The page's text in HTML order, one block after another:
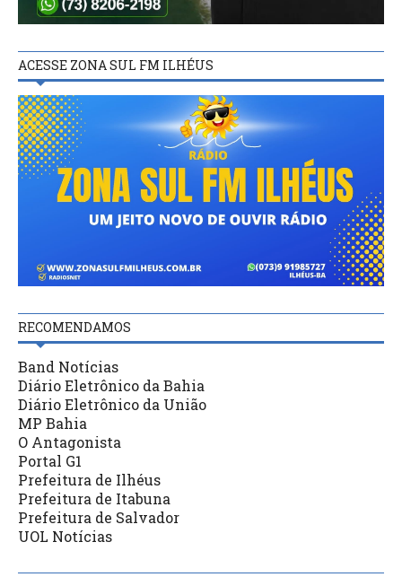
ACESSE ZONA SUL FM ILHÉUS
RECOMENDAMOS
Band Notícias
Diário Eletrônico da Bahia
Diário Eletrônico da União
MP Bahia
O Antagonista
Portal G1
Prefeitura de Ilhéus
Prefeitura de Itabuna
Prefeitura de Salvador
UOL Notícias